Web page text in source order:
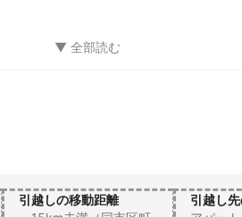
引越しの移動距離
引越し